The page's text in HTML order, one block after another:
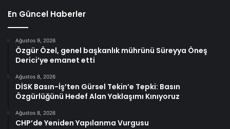
En Güncel Haberler
Ağustos 9, 2026
Özgür Özel, genel başkanlık mührünü Süreyya Öneş
Derici’ye emanet etti
Ağustos 8, 2026
DİSK Basın-İş’ten Gürsel Tekin’e Tepki: Basın
Özgürlüğünü Hedef Alan Yaklaşımı Kınıyoruz
Ağustos 8, 2026
CHP’de Yeniden Yapılanma Vurgusu